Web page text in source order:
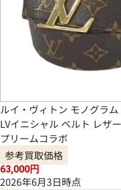
ルイ・ヴィトン モノグラ
LVイニシャル ベルト レザ
プリームコラボ
参考買取価格
63,000円
2026年6月3日時点